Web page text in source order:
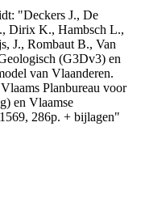
"Deckers J., De
Dirix K., Hambsch L.,
J., Rombaut B., Van
(G3Dv3) en
van Vlaanderen.
Planbureau voor
en Vlaamse
286p. + bijlagen"